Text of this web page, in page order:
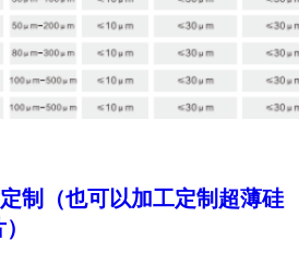
制（也可以加工定制超薄硅